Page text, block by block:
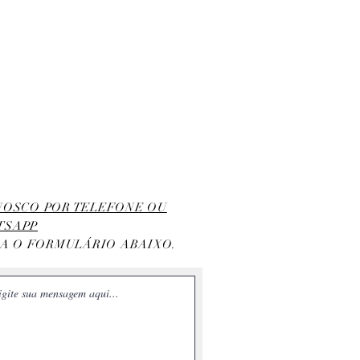
POR TELEFONE OU
O FORMULÁRIO ABAIXO.